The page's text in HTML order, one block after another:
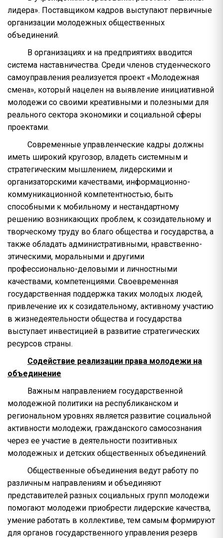
лидера». Поставщиком кадров выступают первичные
организации молодежных общественных
объединений.
В организациях и на предприятиях вводится
система наставничества. Среди членов студенческого
самоуправления реализуется проект «Молодежная
смена», который нацелен на выявление инициативной
молодежи со своими креативными и полезными для
реального сектора экономики и социальной сферы
проектами.
Современные управленческие кадры должны
иметь широкий кругозор, владеть системным и
стратегическим мышлением, лидерскими и
организаторскими качествами, информационно-
коммуникационной компетентностью, быть
способными к мобильному и нестандартному
решению возникающих проблем, к созидательному и
творческому труду во благо общества и государства, а
также обладать административными, нравственно-
этическими, моральными и другими
профессионально-деловыми и личностными
качествами, компетенциями. Своевременная
государственная поддержка таких молодых людей,
привлечение их к созидательному, активному участию
в жизнедеятельности общества и государства
выступает инвестицией в развитие стратегических
ресурсов страны.
Содействие реализации права молодежи на
объединение
Важным направлением государственной
молодежной политики на республиканском и
региональном уровнях является развитие социальной
активности молодежи, гражданского самосознания
через ее участие в деятельности позитивных
молодежных и детских общественных объединений.
Общественные объединения ведут работу по
различным направлениям и объединяют
представителей разных социальных групп молодежи
помогают молодежи приобрести лидерские качества,
умение работать в коллективе, тем самым формируют
для органов государственного управления резерв